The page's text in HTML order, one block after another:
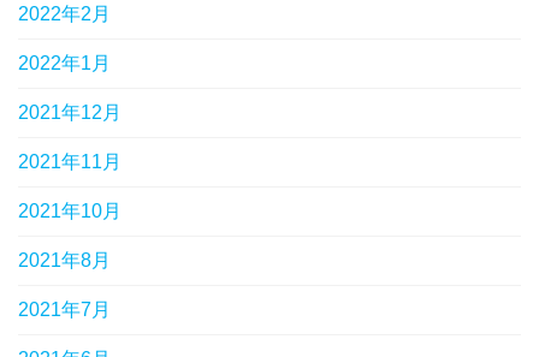
2022年2月
2022年1月
2021年12月
2021年11月
2021年10月
2021年8月
2021年7月